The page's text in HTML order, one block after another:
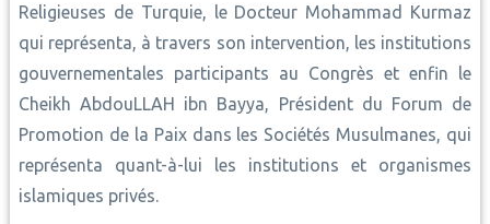
Religieuses de Turquie, le Docteur Mohammad Kurmaz
qui représenta, à travers son intervention, les institutions
gouvernementales participants au Congrès et enfin le
Cheikh AbdouLLAH ibn Bayya, Président du Forum de
Promotion de la Paix dans les Sociétés Musulmanes, qui
représenta quant-à-lui les institutions et organismes
islamiques privés.